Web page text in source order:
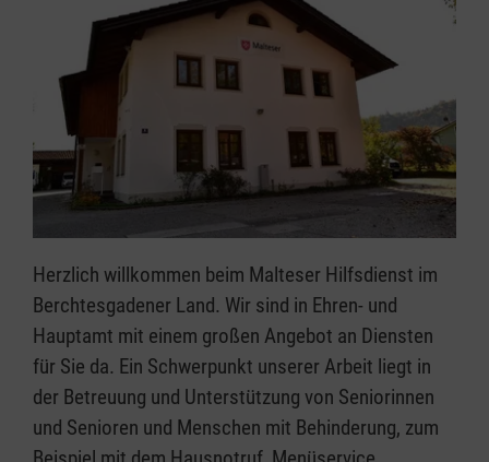
Herzlich willkommen beim Malteser Hilfsdienst im
Berchtesgadener Land. Wir sind in Ehren- und
Hauptamt mit einem großen Angebot an Diensten
für Sie da. Ein Schwerpunkt unserer Arbeit liegt in
der Betreuung und Unterstützung von Seniorinnen
und Senioren und Menschen mit Behinderung, zum